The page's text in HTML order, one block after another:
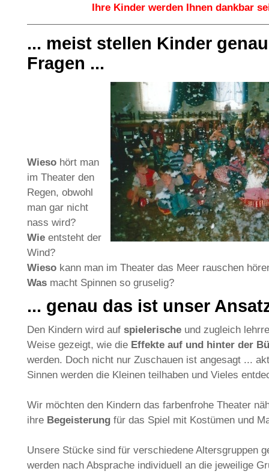
Ihre Kinder werden Ihnen dankbar
... meist stellen Kinder
Fragen ...
Wieso hört man
im Theater den
Regen, obwohl
man gar nicht
nass wird?
Wie entsteht der
Wind?
Wieso kann man im Theater das Meer rauschen
Was macht Spinnen so gruselig?
... genau das ist unser
Den Kindern wird auf spielerische und zugleich
Weise gezeigt, wie die Effekte auf und hinter der
werden. Doch nicht nur Zuschauen ist angesagt ...
Sinnen werden die Kleinen teilhaben und Vieles
Wir möchten den Kindern das farbenfrohe Theater
ihre Begeisterung für das Spiel mit Kostümen und
Unsere Stücke sind für verschiedene Altersgruppen
werden nach Absprache individuell an die jeweilige